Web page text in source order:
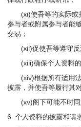
(xi)使吾等的实际或
参与者或附属参与者能
交易；
(xii)促使吾等遵守反
(xiii)确保个人资料
(xiv)根据所有适用
披露，并使吾等履行其
(xv)阁下可能不时
6. 个人资料的披露和请